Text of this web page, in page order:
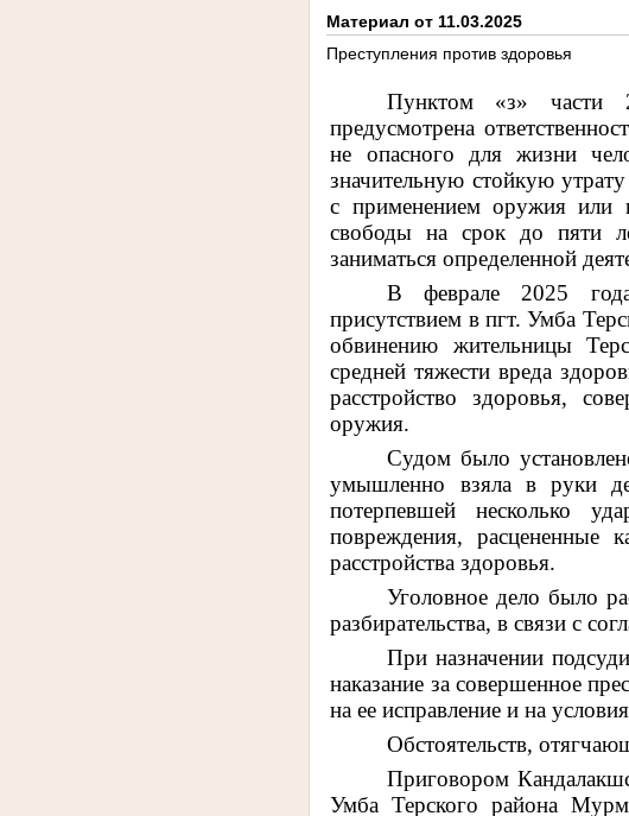
Материал от 11.03.2025
Преступления против здоровья
Пунктом «з» части
предусмотрена
не опасного для жизни
значительную стойкую
с применением оружия или
свободы на срок до пяти
заниматься определенной
В феврале 2025
присутствием в пгт. Умба
обвинению жительницы
средней тяжести вреда
расстройство здоровья,
оружия.
Судом было
умышленно взяла в руки
потерпевшей несколько
повреждения, расцененные
расстройства здоровья.
Уголовное дело было
разбирательства, в связи с
При назначении
наказание за совершенное
на ее исправление и на
Обстоятельств,
Приговором
Умба Терского района